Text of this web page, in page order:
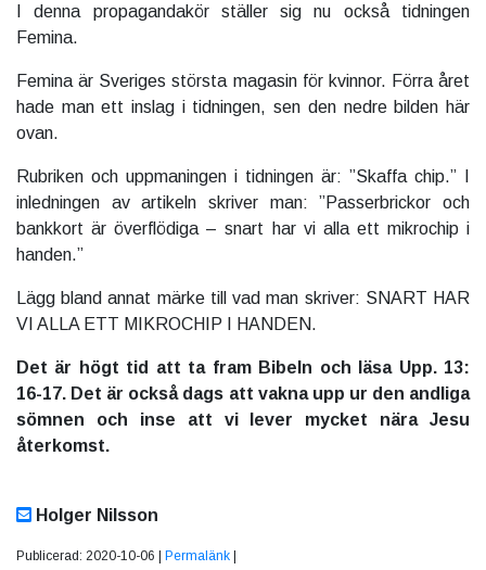
I denna propagandakör ställer sig nu också tidningen
Femina.
Femina är Sveriges största magasin för kvinnor. Förra året
hade man ett inslag i tidningen, sen den nedre bilden här
ovan.
Rubriken och uppmaningen i tidningen är: ”Skaffa chip.” I
inledningen av artikeln skriver man: ”Passerbrickor och
bankkort är överflödiga – snart har vi alla ett mikrochip i
handen.”
Lägg bland annat märke till vad man skriver: SNART HAR
VI ALLA ETT MIKROCHIP I HANDEN.
Det är högt tid att ta fram Bibeln och läsa Upp. 13:
16-17. Det är också dags att vakna upp ur den andliga
sömnen och inse att vi lever mycket nära Jesu
återkomst.
Holger Nilsson
Publicerad: 2020-10-06 | Permalänk |